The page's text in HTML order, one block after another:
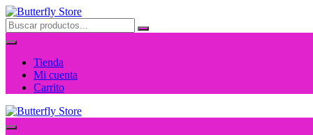
Saltar
al
contenido
Tienda
Mi cuenta
Carrito